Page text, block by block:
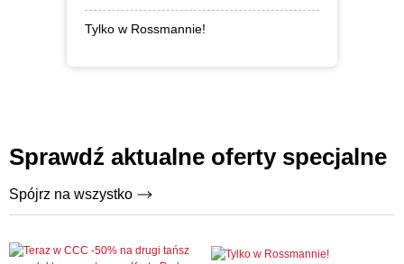
Tylko w Rossmannie!
Sprawdź aktualne oferty specjalne
Spójrz na wszystko